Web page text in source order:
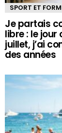
SPORT ET
Je partais
libre : le jour
juillet, j’ai
des années